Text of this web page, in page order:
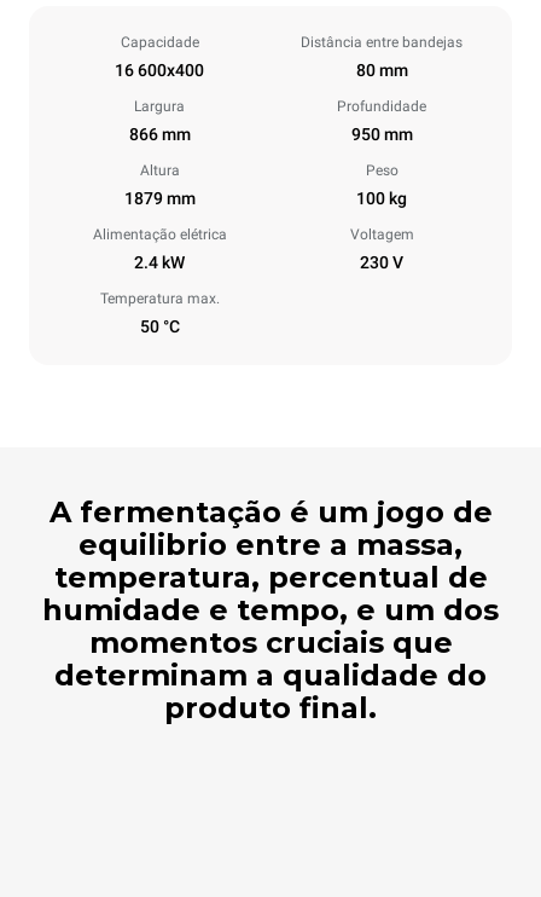
Capacidade
16 600x400
Distância entre bandejas
80 mm
Largura
866 mm
Profundidade
950 mm
Altura
1879 mm
Peso
100 kg
Alimentação elétrica
2.4 kW
Voltagem
230 V
Temperatura max.
50 °C
A fermentação é um jogo de
equilibrio entre a massa,
temperatura, percentual de
humidade e tempo, e um dos
momentos cruciais que
determinam a qualidade do
produto final.